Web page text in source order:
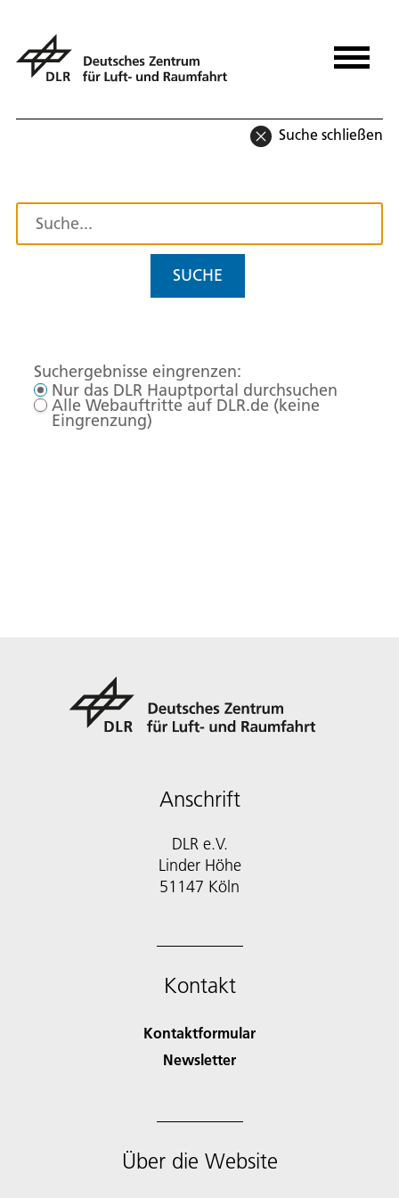
Suche schließen
SUCHE
Suchergebnisse eingrenzen:
Nur das DLR Hauptportal durchsuchen
Alle Webauftritte auf DLR.de (keine
Eingrenzung)
Anschrift
DLR e.V.
Linder Höhe
51147 Köln
Kontakt
Kontaktformular
Newsletter
Über die Website